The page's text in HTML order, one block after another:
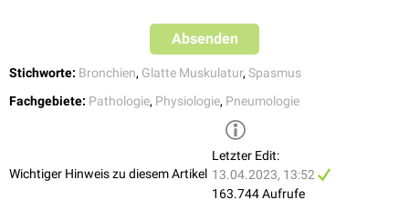
Bronchospasmus bei Asthma bronchiale
Ein andauernder Bronchospasmus löst eine Hypertrophie der
Absenden
Stichworte: Bronchien, Glatte Muskulatur, Spasmus
Fachgebiete: Pathologie, Physiologie, Pneumologie
Wichtiger Hinweis zu diesem Artikel
Letzter Edit:
13.04.2023, 13:52
163.744 Aufrufe